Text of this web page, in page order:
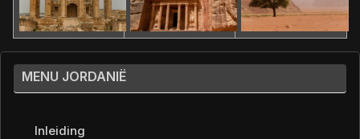
MENU JORDANIË
Inleiding